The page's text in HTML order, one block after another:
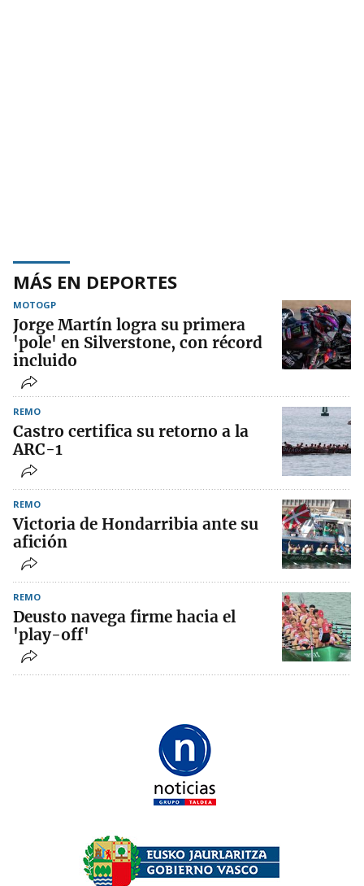
MÁS EN DEPORTES
MOTOGP
Jorge Martín logra su primera
'pole' en Silverstone, con récord
incluido
REMO
Castro certifica su retorno a la
ARC-1
REMO
Victoria de Hondarribia ante su
afición
REMO
Deusto navega firme hacia el
'play-off'